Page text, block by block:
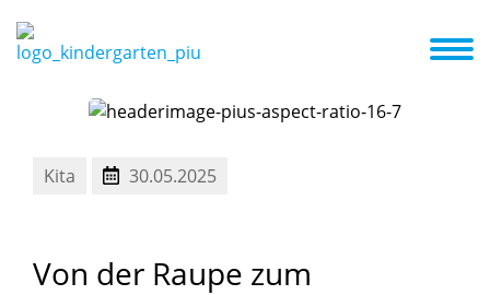
Familienzentrum Aktuelles + Termine
Kita 30.05.2025
Von der Raupe zum